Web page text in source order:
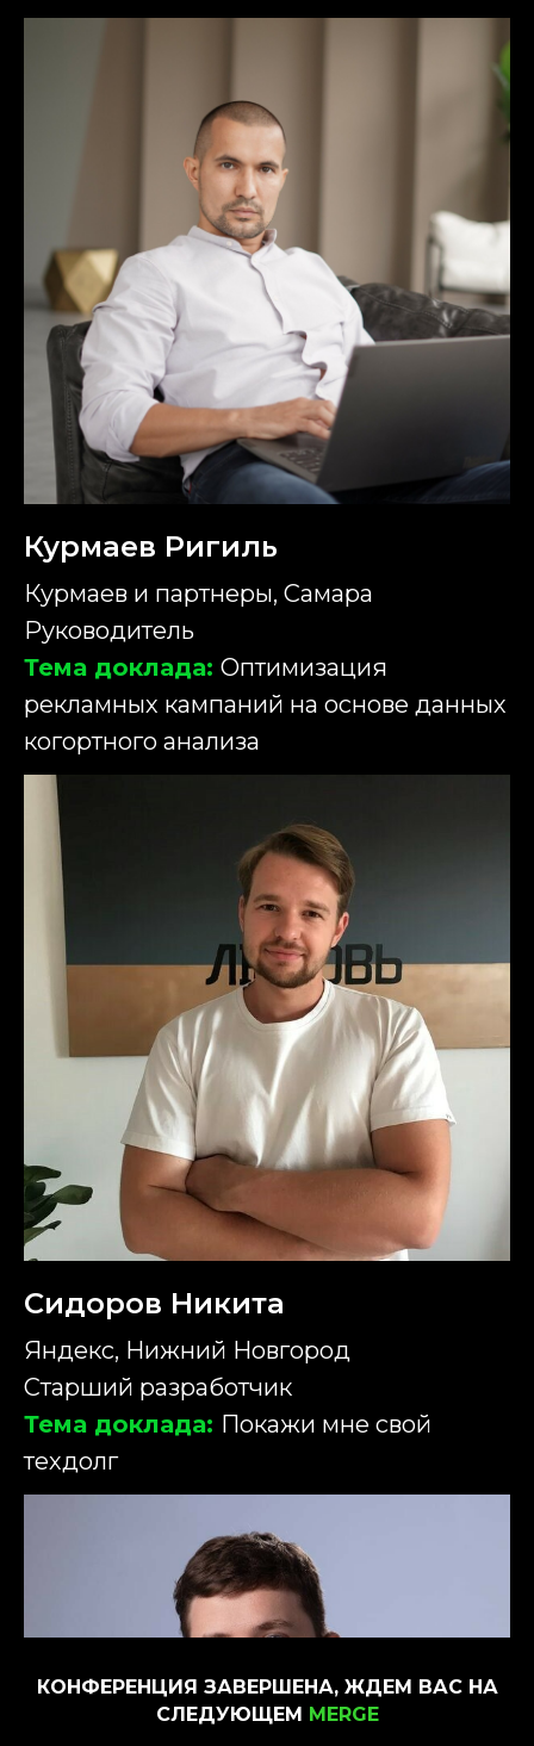
Курмаев Ригиль
Курмаев и партнеры, Самара
Руководитель
Тема доклада: Оптимизация
рекламных кампаний на основе данных
когортного анализа
Сидоров Никита
Яндекс, Нижний Новгород
Старший разработчик
Тема доклада: Покажи мне свой
техдолг
КОНФЕРЕНЦИЯ ЗАВЕРШЕНА, ЖДЕМ ВАС НА
СЛЕДУЮЩЕМ MERGE